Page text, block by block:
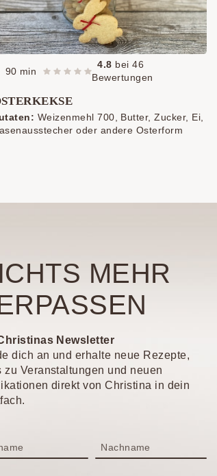
90 min
4.8 bei46
Bewertungen
Weizenmehl 700, Butter, Zucker, Ei,
oder andere Osterform
MEHR
Newsletter
dich an und erhalte neue Rezepte,
zu Veranstaltungen und neuen
direkt von Christina in dein
Nachname